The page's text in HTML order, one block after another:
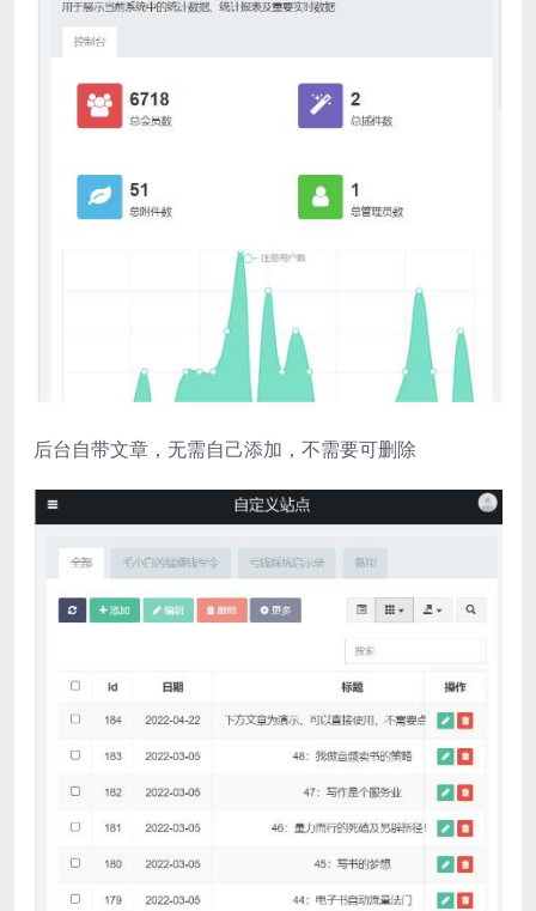
后台自带文章，无需自己添加，不需要可删除